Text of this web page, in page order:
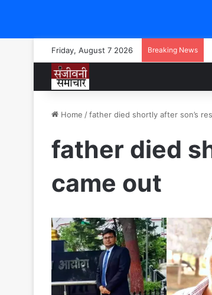
Friday, August 7 2026 Breaking News
Home /father died shortly after son’s
father died
came out